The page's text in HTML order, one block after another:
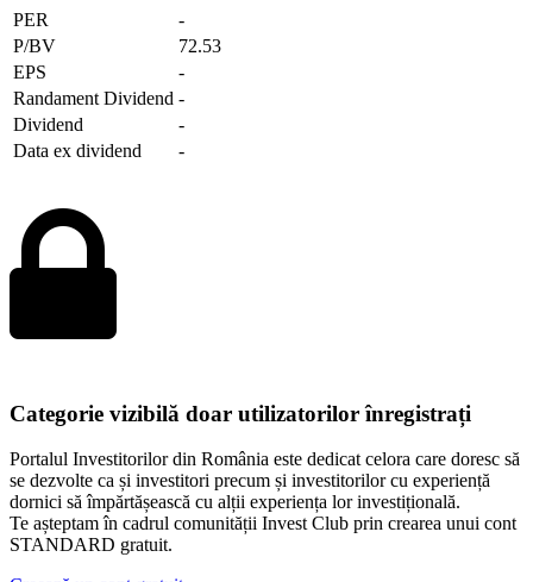
PER
-
P/BV
72.53
EPS
-
Randament Dividend -
Dividend
-
Data ex dividend
-
Categorie vizibilă doar utilizatorilor înregistrați
Portalul Investitorilor din România este dedicat celora care doresc să
se dezvolte ca și investitori precum și investitorilor cu experiență
dornici să împărtășească cu alții experiența lor investițională.
Te așteptam în cadrul comunității Invest Club prin crearea unui cont
STANDARD gratuit.